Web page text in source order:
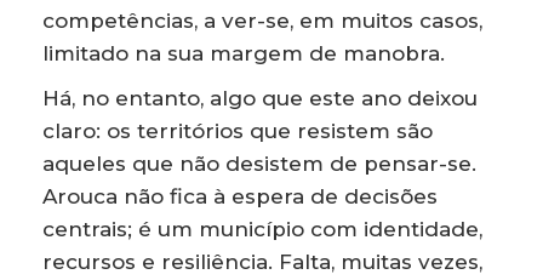
competências, a ver-se, em muitos casos,
limitado na sua margem de manobra.
Há, no entanto, algo que este ano deixou
claro: os territórios que resistem são
aqueles que não desistem de pensar-se.
Arouca não fica à espera de decisões
centrais; é um município com identidade,
recursos e resiliência. Falta, muitas vezes,